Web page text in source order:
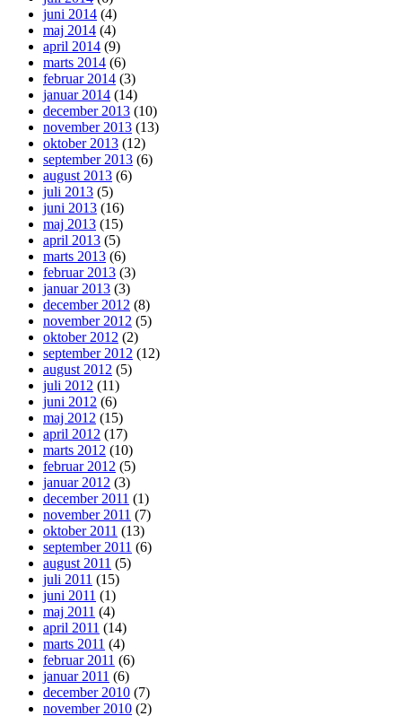
juni 2014 (4)
maj 2014 (4)
april 2014 (9)
marts 2014 (6)
februar 2014 (3)
januar 2014 (14)
december 2013 (10)
november 2013 (13)
oktober 2013 (12)
september 2013 (6)
august 2013 (6)
juli 2013 (5)
juni 2013 (16)
maj 2013 (15)
april 2013 (5)
marts 2013 (6)
februar 2013 (3)
januar 2013 (3)
december 2012 (8)
november 2012 (5)
oktober 2012 (2)
september 2012 (12)
august 2012 (5)
juli 2012 (11)
juni 2012 (6)
maj 2012 (15)
april 2012 (17)
marts 2012 (10)
februar 2012 (5)
januar 2012 (3)
december 2011 (1)
november 2011 (7)
oktober 2011 (13)
september 2011 (6)
august 2011 (5)
juli 2011 (15)
juni 2011 (1)
maj 2011 (4)
april 2011 (14)
marts 2011 (4)
februar 2011 (6)
januar 2011 (6)
december 2010 (7)
november 2010 (2)